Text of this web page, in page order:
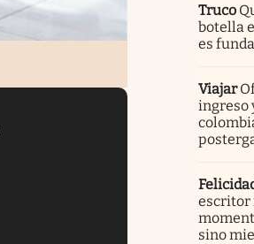
Truco
botella
es
Viajar
ingreso
escritor
sino